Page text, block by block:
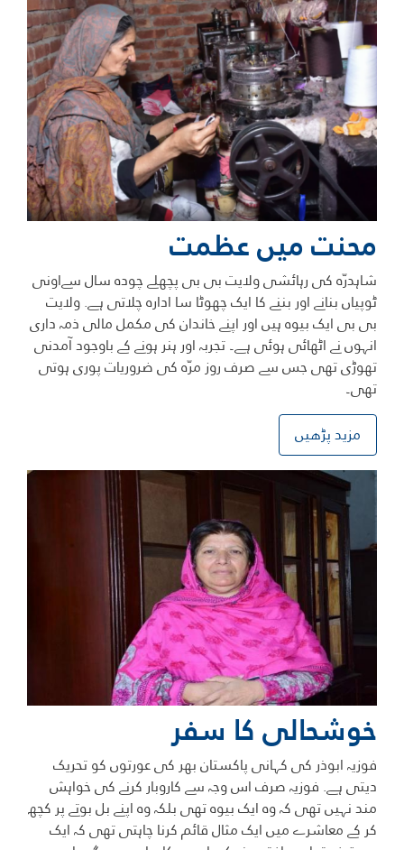
محنت میں عظمت
شاہدرّہ کی رہائشی ولایت بی بی پچھلے چودہ سال سےاونی
ٹوپیاں بنانے اور بننے کا ایک چھوٹا سا ادارہ چلاتی ہے. ولایت
بی بی ایک بیوہ ہیں اور اپنے خاندان کی مکمل مالی ذمہ داری
انہوں نے اٹھائی ہوئی ہے۔ تجربہ اور ہنر ہونے کے باوجود آمدنی
تھوڑی تھی جس سے صرف روز مرّہ کی ضروریات پوری ہوتی
تھی۔
مزید پڑھیں
خوشحالی کا سفر
فوزیہ ابوذر کی کہانی پاکستان بھر کی عورتوں کو تحریک
دیتی ہے. فوزیہ صرف اس وجہ سے کاروبار کرنے کی خواہش
مند نہیں تھی کہ وہ ایک بیوہ تھی بلکہ وہ اپنے بل بوتے پر کچھ
کر کے معاشرے میں ایک مثال قائم کرنا چاہتی تھی کہ ایک